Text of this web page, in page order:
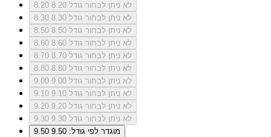
8.20
לא ניתן לבחור גודל 8.20
8.30
לא ניתן לבחור גודל 8.30
8.50
לא ניתן לבחור גודל 8.50
8.60
לא ניתן לבחור גודל 8.60
8.70
לא ניתן לבחור גודל 8.70
8.80
לא ניתן לבחור גודל 8.80
9.00
לא ניתן לבחור גודל 9.00
9.10
לא ניתן לבחור גודל 9.10
9.20
לא ניתן לבחור גודל 9.20
9.30
לא ניתן לבחור גודל 9.30
9.50
מוגדר לפי גודל: 9.50